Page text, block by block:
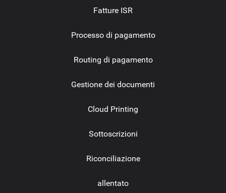
Fatture ISR
Processo di pagamento
Routing di pagamento
Gestione dei documenti
Cloud Printing
Sottoscrizioni
Riconciliazione
allentato